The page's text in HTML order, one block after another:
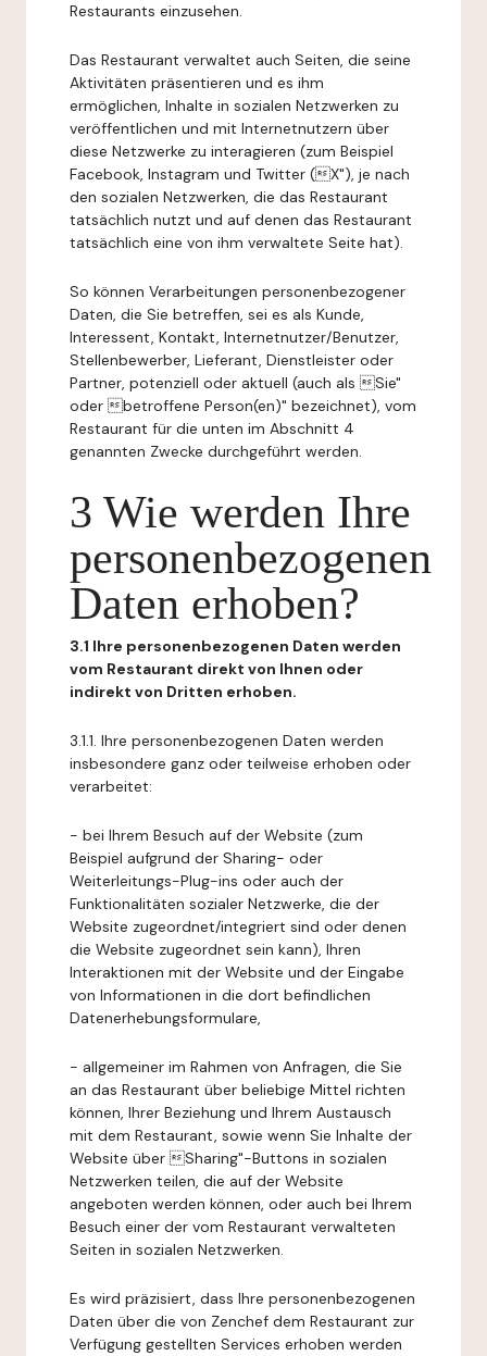
Restaurants einzusehen.
Das Restaurant verwaltet auch Seiten, die seine
Aktivitäten präsentieren und es ihm
ermöglichen, Inhalte in sozialen Netzwerken zu
veröffentlichen und mit Internetnutzern über
diese Netzwerke zu interagieren (zum Beispiel
Facebook, Instagram und Twitter (X"), je nach
den sozialen Netzwerken, die das Restaurant
tatsächlich nutzt und auf denen das Restaurant
tatsächlich eine von ihm verwaltete Seite hat).
So können Verarbeitungen personenbezogener
Daten, die Sie betreffen, sei es als Kunde,
Interessent, Kontakt, Internetnutzer/Benutzer,
Stellenbewerber, Lieferant, Dienstleister oder
Partner, potenziell oder aktuell (auch als Sie"
oder betroffene Person(en)" bezeichnet), vom
Restaurant für die unten im Abschnitt 4
genannten Zwecke durchgeführt werden.
3 Wie werden Ihre
personenbezogenen
Daten erhoben?
3.1 Ihre personenbezogenen Daten werden
vom Restaurant direkt von Ihnen oder
indirekt von Dritten erhoben.
3.1.1. Ihre personenbezogenen Daten werden
insbesondere ganz oder teilweise erhoben oder
verarbeitet:
- bei Ihrem Besuch auf der Website (zum
Beispiel aufgrund der Sharing- oder
Weiterleitungs-Plug-ins oder auch der
Funktionalitäten sozialer Netzwerke, die der
Website zugeordnet/integriert sind oder denen
die Website zugeordnet sein kann), Ihren
Interaktionen mit der Website und der Eingabe
von Informationen in die dort befindlichen
Datenerhebungsformulare,
- allgemeiner im Rahmen von Anfragen, die Sie
an das Restaurant über beliebige Mittel richten
können, Ihrer Beziehung und Ihrem Austausch
mit dem Restaurant, sowie wenn Sie Inhalte der
Website über Sharing"-Buttons in sozialen
Netzwerken teilen, die auf der Website
angeboten werden können, oder auch bei Ihrem
Besuch einer der vom Restaurant verwalteten
Seiten in sozialen Netzwerken.
Es wird präzisiert, dass Ihre personenbezogenen
Daten über die von Zenchef dem Restaurant zur
Verfügung gestellten Services erhoben werden